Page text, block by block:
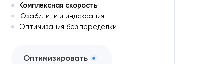
Комплексная скорость
Юзабилити и индексация
Оптимизация без переделки
Оптимизировать